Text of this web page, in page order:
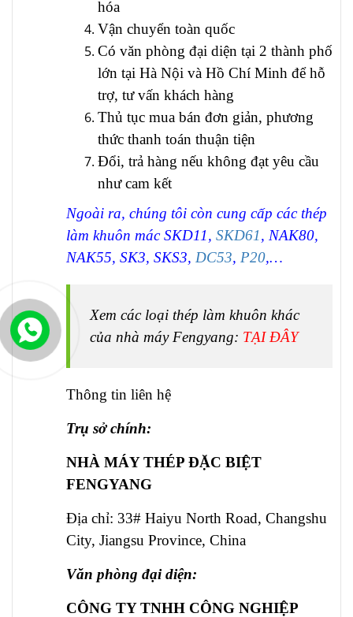
hóa
Vận chuyển toàn quốc
Có văn phòng đại diện tại 2 thành phố
lớn tại Hà Nội và Hồ Chí Minh để hỗ
trợ, tư vấn khách hàng
Thủ tục mua bán đơn giản, phương
thức thanh toán thuận tiện
Đổi, trả hàng nếu không đạt yêu cầu
như cam kết
Ngoài ra, chúng tôi còn cung cấp các thép
làm khuôn mác SKD11, SKD61, NAK80,
NAK55, SK3, SKS3, DC53, P20,…
Xem các loại thép làm khuôn khác
của nhà máy Fengyang: TẠI ĐÂY
Thông tin liên hệ
Trụ sở chính:
NHÀ MÁY THÉP ĐẶC BIỆT
FENGYANG
Địa chỉ: 33# Haiyu North Road, Changshu
City, Jiangsu Province, China
Văn phòng đại diện:
CÔNG TY TNHH CÔNG NGHIỆP